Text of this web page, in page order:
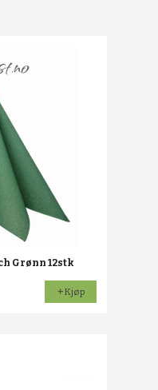
Grønn 12stk
Kjøp